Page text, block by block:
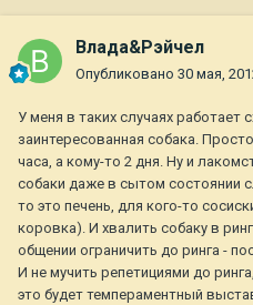
Влада&Рэйчел
Опубликовано 30 мая,
У меня в таких случаях работает
заинтересованная собака.
часа, а кому-то 2 дня. Ну и
собаки даже в сытом состоянии
то это печень, для кого-то
коровка). И хвалить собаку в
общении ограничить до ринга -
И не мучить репетициями до
это будет темпераментный